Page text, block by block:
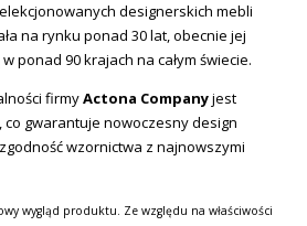
designerskich mebli
na rynku ponad 30 lat, obecnie jej
ponad 90 krajach na całym świecie.
firmyActona Companyjest
co gwarantuje nowoczesny design
wzornictwa z najnowszymi
wygląd produktu. Ze względu na właściwości